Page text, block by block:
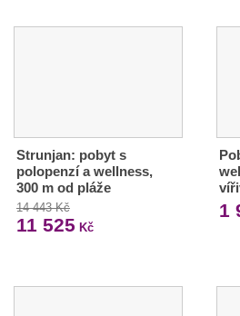
Strunjan: pobyt s
polopenzí a wellness,
300 m od pláže
14 443 Kč
11 525 Kč
1